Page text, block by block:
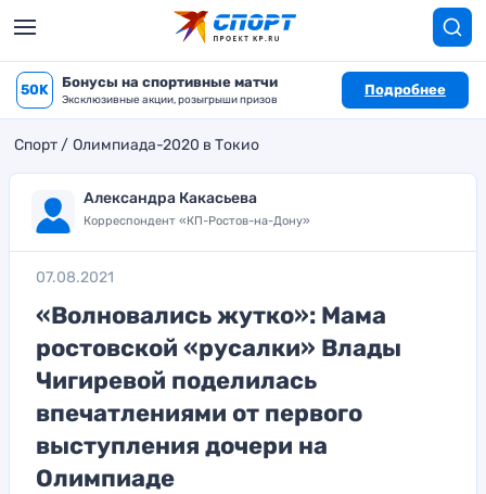
50K Бонусы на спортивные матчи
Эксклюзивные акции, розыгрыши призов
Подробнее
Спорт Олимпиада-2020 в Токио
Александра Какасьева
Корреспондент «КП-Ростов-на-Дону»
07.08.2021
«Волновались жутко»: Мама
ростовской «русалки» Влады
Чигиревой поделилась
впечатлениями от первого
выступления дочери на
Олимпиаде